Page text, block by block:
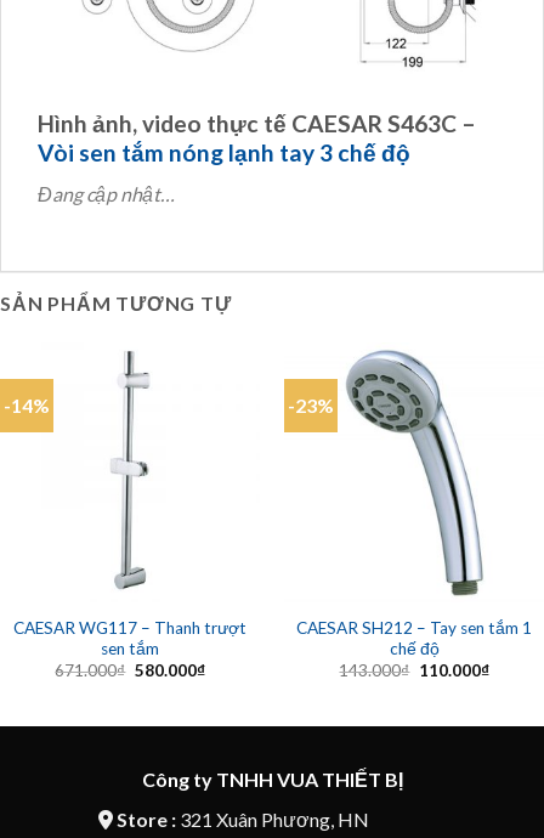
Hình ảnh, video thực tế CAESAR S463C –
Vòi sen tắm nóng lạnh tay 3 chế độ
Đang cập nhật…
SẢN PHẨM TƯƠNG TỰ
-14%
CAESAR WG117 – Thanh trượt
sen tắm
671.000₫ Giá
580.000₫Giá
580.000₫.
-23%
CAESAR SH212 – Tay sen tắm 1
chế độ
143.000₫ Giá
110.000₫Giá
Công ty TNHH VUA THIẾT BỊ
Store :321 Xuân Phương, HN